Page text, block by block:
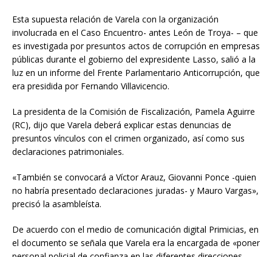
Esta supuesta relación de Varela con la organización
involucrada en el Caso Encuentro- antes León de Troya- – que
es investigada por presuntos actos de corrupción en empresas
públicas durante el gobierno del expresidente Lasso, salió a la
luz en un informe del Frente Parlamentario Anticorrupción, que
era presidida por Fernando Villavicencio.
La presidenta de la Comisión de Fiscalización, Pamela Aguirre
(RC), dijo que Varela deberá explicar estas denuncias de
presuntos vínculos con el crimen organizado, así como sus
declaraciones patrimoniales.
«También se convocará a Víctor Arauz, Giovanni Ponce -quien
no habría presentado declaraciones juradas- y Mauro Vargas»,
precisó la asambleísta.
De acuerdo con el medio de comunicación digital Primicias, en
el documento se señala que Varela era la encargada de «poner